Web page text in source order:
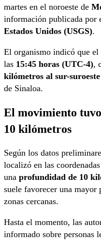
martes en el noroeste de
información publicada por
Estados Unidos (USGS).
El organismo indicó que
las 15:45 horas (UTC-4),
kilómetros al sur-
de Sinaloa.
El movimiento
10 kilómetros
Según los datos
localizó en las coordenadas
una profundidad de 10
suele favorecer una
zonas cercanas.
Hasta el momento, las
informado sobre personas